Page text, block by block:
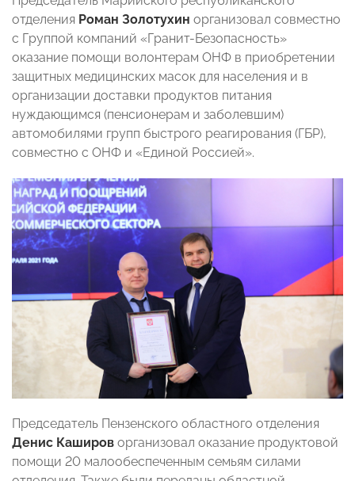
отделения Роман Золотухин организовал совместно
с Группой компаний «Гранит-Безопасность»
оказание помощи волонтерам ОНФ в приобретении
защитных медицинских масок для населения и в
организации доставки продуктов питания
нуждающимся (пенсионерам и заболевшим)
автомобилями групп быстрого реагирования (ГБР),
совместно с ОНФ и «Единой Россией».
Председатель Пензенского областного отделения
Денис Каширов организовал оказание продуктовой
помощи 20 малообеспеченным семьям силами